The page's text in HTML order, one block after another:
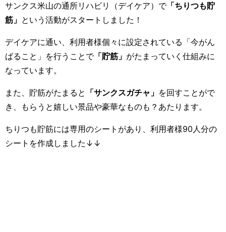
サンクス米山の通所リハビリ（デイケア）で「ちりつも貯
筋」 という活動がスタートしました！
デイケアに通い、利用者様個々に設定されている「今がん
ばること」を行うことで「貯筋」 がたまっていく仕組みに
なっています。
また、貯筋がたまると 「サンクスガチャ」 を回すことがで
き、もらうと嬉しい景品や豪華なものも？あたります。
ちりつも貯筋には専用のシートがあり、利用者様90人分の
シートを作成しました↓↓